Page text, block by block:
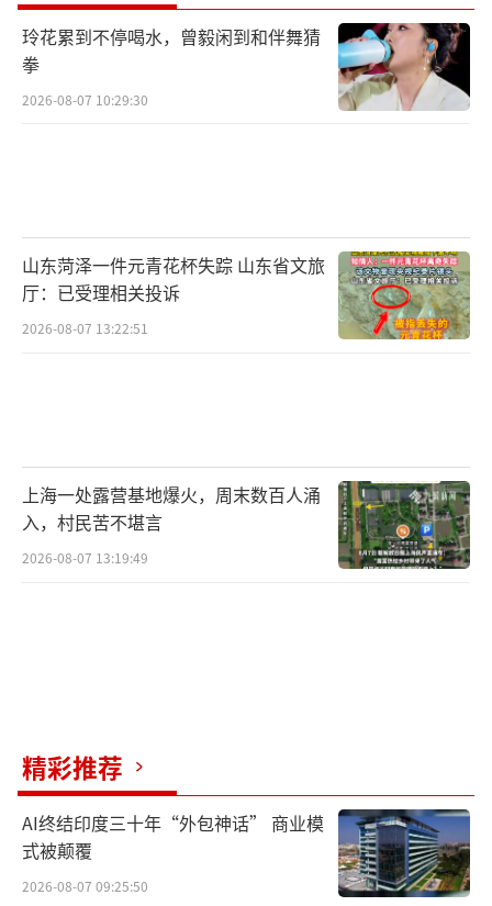
玲花累到不停喝水，曾毅闲到和伴舞猜
拳
2026-08-07 10:29:30
山东菏泽一件元青花杯失踪 山东省文旅
厅：已受理相关投诉
2026-08-07 13:22:51
上海一处露营基地爆火，周末数百人涌
入，村民苦不堪言
2026-08-07 13:19:49
精彩推荐
AI终结印度三十年“外包神话” 商业模
式被颠覆
2026-08-07 09:25:50